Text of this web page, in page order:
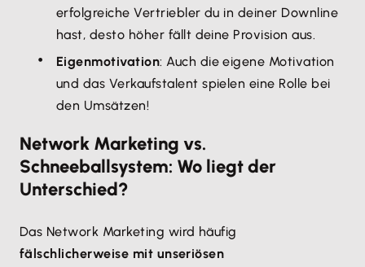
erfolgreiche Vertriebler du in deiner Downline
hast, desto höher fällt deine Provision aus.
Eigenmotivation: Auch die eigene Motivation
und das Verkaufstalent spielen eine Rolle bei
den Umsätzen!
Network Marketing vs.
Schneeballsystem: Wo liegt der
Unterschied?
Das Network Marketing wird häufig
fälschlicherweise mit unseriösen